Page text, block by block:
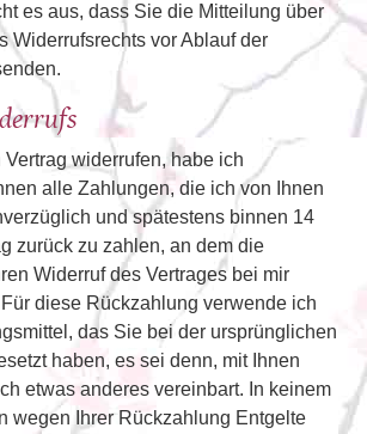
es aus, dass Sie die Mitteilung über
Widerrufsrechts vor Ablauf der
widerrufen, habe ich
alle Zahlungen, die ich von Ihnen
und spätestens binnen 14
zurück zu zahlen, an dem die
Widerruf des Vertrages bei mir
diese Rückzahlung verwende ich
das Sie bei der ursprünglichen
haben, es sei denn, mit Ihnen
etwas anderes vereinbart. In keinem
wegen Ihrer Rückzahlung Entgelte